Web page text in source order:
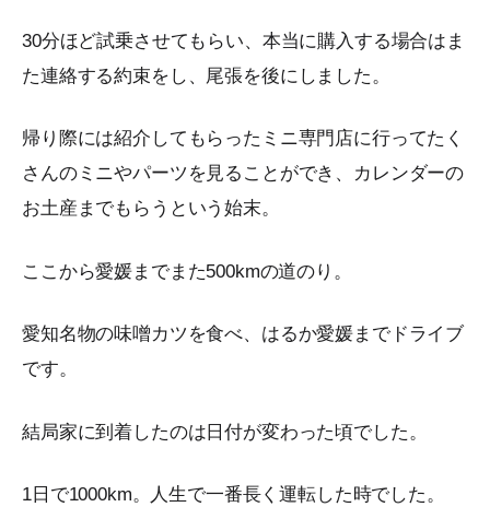
30分ほど試乗させてもらい、本当に購入する場合はま
た連絡する約束をし、尾張を後にしました。
帰り際には紹介してもらったミニ専門店に行ってたく
さんのミニやパーツを見ることができ、カレンダーの
お土産までもらうという始末。
ここから愛媛までまた500kmの道のり。
愛知名物の味噌カツを食べ、はるか愛媛までドライブ
です。
結局家に到着したのは日付が変わった頃でした。
1日で1000km。人生で一番長く運転した時でした。